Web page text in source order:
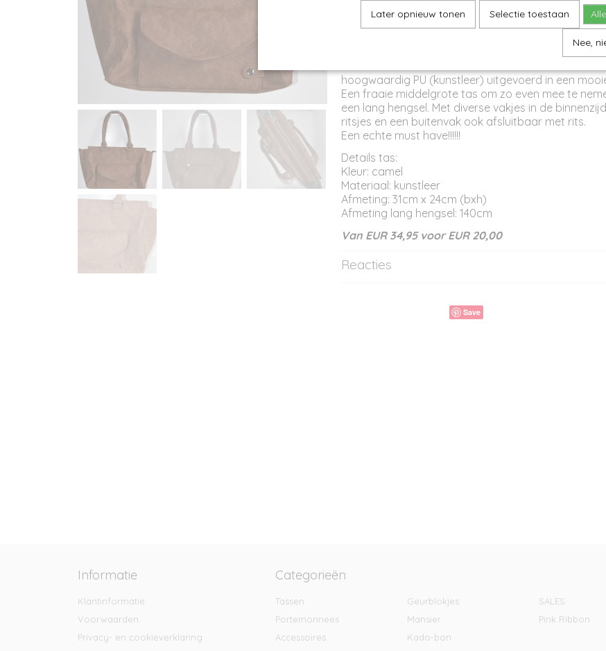
Specificaties
hoogwaardig PU (kunstleer) uitgevoerd in een
Een fraaie middelgrote tas om zo even mee te
een lang hengsel. Met diverse vakjes in de
ritsjes en een buitenvak ook afsluitbaar met rits.
Een echte must have!!!!!!
Details tas:
Kleur: camel
Materiaal: kunstleer
Afmeting: 31cm x 24cm (bxh)
Afmeting lang hengsel: 140cm
Van EUR 34,95 voor EUR 20,00
Reacties
Save
Informatie
Klantinformatie
Voorwaarden
Privacy- en cookieverklaring
Categorieën
Tassen
Portemonnees
Accessoires
Geurblokjes
Mansier
Kado-bon
SALES
Pink Ribbon
Later opnieuw tonen Selectie toestaan
Nee,